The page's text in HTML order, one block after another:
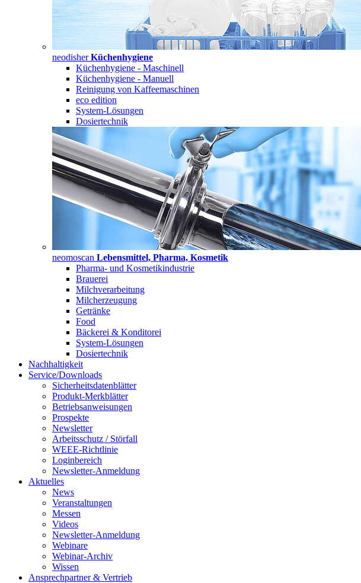
neodisherKüchenhygiene
Küchenhygiene - Maschinell
Küchenhygiene - Manuell
Reinigung von Kaffeemaschinen
eco edition
System-Lösungen
Dosiertechnik
neomoscan Lebensmittel, Pharma, Kosmetik
Pharma- und Kosmetikindustrie
Brauerei
Milchverarbeitung
Milcherzeugung
Getränke
Food
Bäckerei & Konditorei
System-Lösungen
Dosiertechnik
Nachhaltigkeit
Service/Downloads
Sicherheitsdatenblätter
Produkt-Merkblätter
Betriebsanweisungen
Prospekte
Newsletter
Arbeitsschutz / Störfall
WEEE-Richtlinie
Loginbereich
Newsletter-Anmeldung
Aktuelles
News
Veranstaltungen
Messen
Videos
Newsletter-Anmeldung
Webinare
Webinar-Archiv
Wissen
Ansprechpartner & Vertrieb